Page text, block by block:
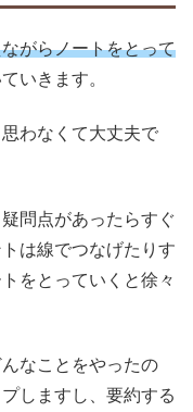
がらノートをとって
いきます。
わなくて大丈夫で
問点があったらすぐ
は線でつなげたりす
をとっていくと徐々
なことをやったの
しますし、要約する